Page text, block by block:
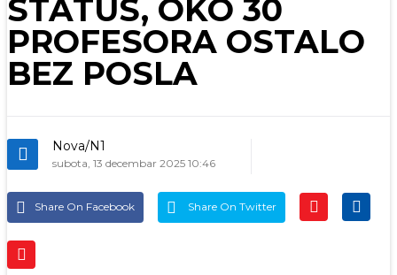
STATUS, OKO 30
PROFESORA OSTALO
BEZ POSLA
Nova/N1
subota, 13 decembar 2025 10:46
Share On Facebook Share On Twitter